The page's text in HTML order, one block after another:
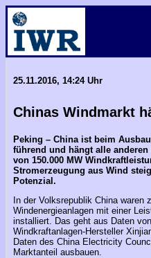
25.11.2016, 14:24 Uhr
Chinas Windmarkt
Peking – China ist beim
führend und hängt alle
von 150.000 MW
Stromerzeugung aus Wind
Potenzial.
In der Volksrepublik China waren
Windenergieanlagen mit einer
installiert. Das geht aus Daten
Windkraftanlagen-Hersteller
Daten des China Electricity
Marktanteil ausbauen.